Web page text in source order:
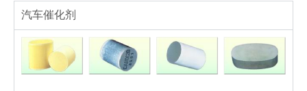
汽车催化剂